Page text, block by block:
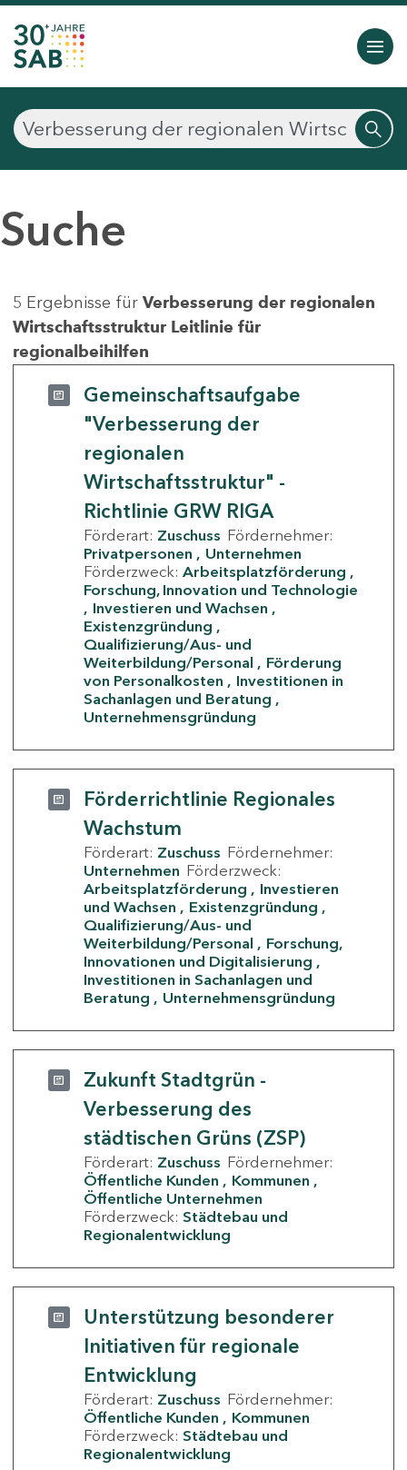
Suche
5 Ergebnisse für Verbesserung der regionalen
Wirtschaftsstruktur Leitlinie für
regionalbeihilfen
Gemeinschaftsaufgabe
"Verbesserung der
regionalen
Wirtschaftsstruktur" -
Richtlinie GRW RIGA
Förderart: Zuschuss Fördernehmer:
Privatpersonen
Unternehmen
Förderzweck: Arbeitsplatzförderung
Forschung, Innovation und Technologie
Investieren und Wachsen
Existenzgründung
Qualifizierung/Aus- und
Weiterbildung/Personal
Förderung
von Personalkosten
Investitionen in
Sachanlagen und Beratung
Unternehmensgründung
Förderrichtlinie Regionales
Wachstum
Förderart: Zuschuss Fördernehmer:
Unternehmen Förderzweck:
Arbeitsplatzförderung
Investieren
und Wachsen
Existenzgründung
Qualifizierung/Aus- und
Weiterbildung/Personal
Forschung,
Innovationen und Digitalisierung
Investitionen in Sachanlagen und
Beratung
Unternehmensgründung
Zukunft Stadtgrün -
Verbesserung des
städtischen Grüns (ZSP)
Förderart: Zuschuss Fördernehmer:
Öffentliche Kunden
Kommunen
Öffentliche Unternehmen
Förderzweck: Städtebau und
Regionalentwicklung
Unterstützung besonderer
Initiativen für regionale
Entwicklung
Förderart: Zuschuss Fördernehmer:
Öffentliche Kunden
Kommunen
Förderzweck: Städtebau und
Regionalentwicklung